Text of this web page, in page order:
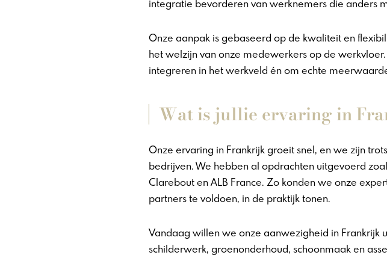
integratie bevorderen van werknemers die anders
Onze aanpak is gebaseerd op de kwaliteit en
het welzijn van onze medewerkers op de
integreren in het werkveld én om echte
Wat is jullie ervaring in
Onze ervaring in Frankrijk groeit snel, en we zijn
bedrijven. We hebben al opdrachten uitgevoerd
Clarebout en ALB France. Zo konden we onze
partners te voldoen, in de praktijk tonen.
Vandaag willen we onze aanwezigheid in Frankrijk
schilderwerk, groenonderhoud, schoonmaak en